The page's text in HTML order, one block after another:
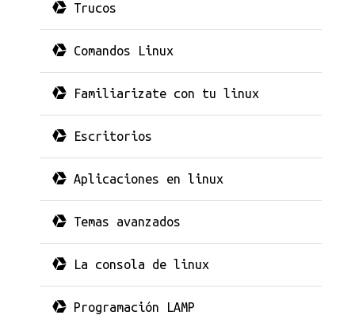
Trucos
Comandos Linux
Familiarizate con tu linux
Escritorios
Aplicaciones en linux
Temas avanzados
La consola de linux
Programación LAMP